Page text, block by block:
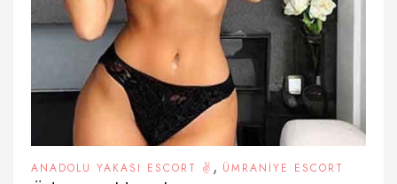
ANADOLU YAKASI ESCORT ✌️ , ÜMRANIYE ESCORT